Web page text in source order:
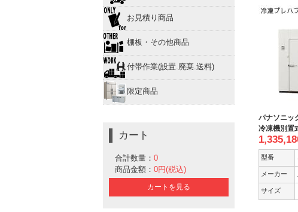
お見積り商品
棚板・その他商品
付帯作業(設置.廃棄.送料)
限定商品
カート
合計数量： 0
商品金額： 0円(税込)
カートを見る
パナソニッ
冷凍機別置
型番
メーカー
サイズ